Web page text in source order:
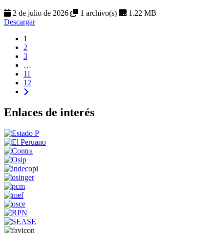
2 de julio de 2026 1 archivo(s)
1.22 MB
Descargar
1
2
3
…
11
12
Enlaces de interés